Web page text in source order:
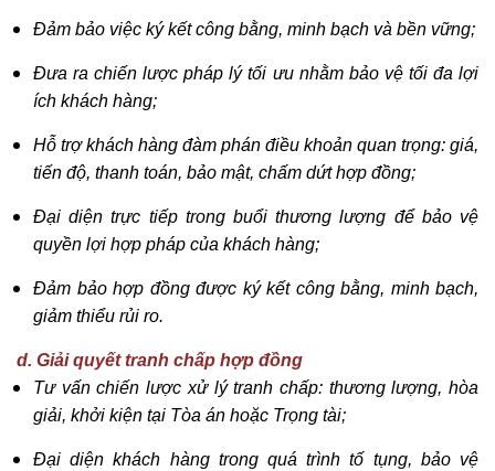
Đảm bảo việc ký kết công bằng, minh bạch và bền vững;
Đưa ra chiến lược pháp lý tối ưu nhằm bảo vệ tối đa lợi
ích khách hàng;
Hỗ trợ khách hàng đàm phán điều khoản quan trọng: giá,
tiến độ, thanh toán, bảo mật, chấm dứt hợp đồng;
Đại diện trực tiếp trong buổi thương lượng để bảo vệ
quyền lợi hợp pháp của khách hàng;
Đảm bảo hợp đồng được ký kết công bằng, minh bạch,
giảm thiểu rủi ro.
d. Giải quyết tranh chấp hợp đồng
Tư vấn chiến lược xử lý tranh chấp: thương lượng, hòa
giải, khởi kiện tại Tòa án hoặc Trọng tài;
Đại diện khách hàng trong quá trình tố tụng, bảo vệ